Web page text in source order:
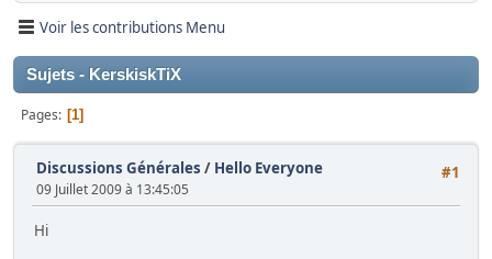
Voir les contributions Menu
Sujets - KerskiskTiX
Pages 1
#1
Discussions Générales / Hello Everyone
09 Juillet 2009 à 13:45:05
Hi